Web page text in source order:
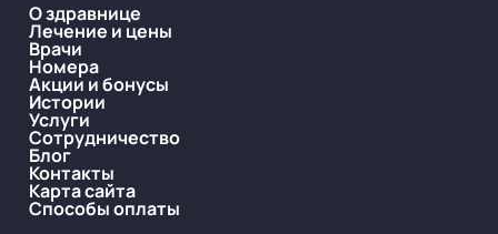
О здравнице
Лечение и цены
Врачи
Номера
Акции и бонусы
Истории
Услуги
Сотрудничество
Блог
Контакты
Карта сайта
Способы оплаты